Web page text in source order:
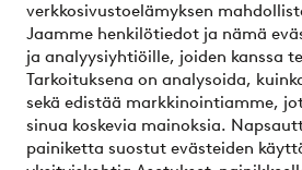
verkkosivustoelämyksen
Jaamme henkilötiedot ja nämä
ja analyysiyhtiöille, joiden kanssa
Tarkoituksena on analysoida,
sekä edistää markkinointiamme,
sinua koskevia mainoksia.
painiketta suostut evästeiden
Turvalliset maksut –
Haluatko tietää lisää
elpy